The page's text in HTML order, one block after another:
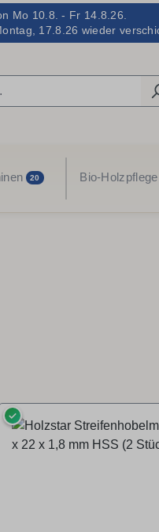
Mo 10.8. - Fr 14.8.26.
17.8.26 wieder
20 Bio-Holzpflege
✓